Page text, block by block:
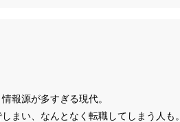
報源が多すぎる現代。
まい、なんとなく転職してしまう人も。